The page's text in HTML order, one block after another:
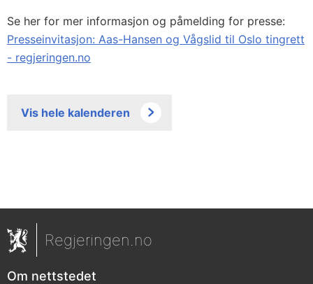
Se her for mer informasjon og påmelding for presse:
Presseinvitasjon: Aas-Hansen og Vågslid til Oslo tingrett
- regjeringen.no
Vis hele kalenderen
Regjeringen.no
Om nettstedet